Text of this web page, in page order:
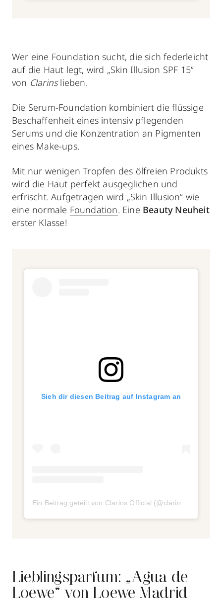
Wer eine Foundation sucht, die sich federleicht
auf die Haut legt, wird „Skin Illusion SPF 15“
von Clarinslieben.
Die Serum-Foundation kombiniert die flüssige
Beschaffenheit eines intensiv pflegenden
Serums und die Konzentration an Pigmenten
eines Make-ups.
Mit nur wenigen Tropfen des ölfreien Produkts
wird die Haut perfekt ausgeglichen und
erfrischt. Aufgetragen wird „Skin Illusion“ wie
eine normale Foundation. Eine Beauty Neuheit
erster Klasse!
Sieh dir diesen Beitrag auf Instagram an
Lieblingsparfum: „Agua de
Loewe“ von Loewe Madrid